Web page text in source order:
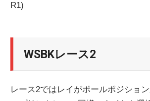
R1)
WSBKレース2
レース2ではレイがポールポジション